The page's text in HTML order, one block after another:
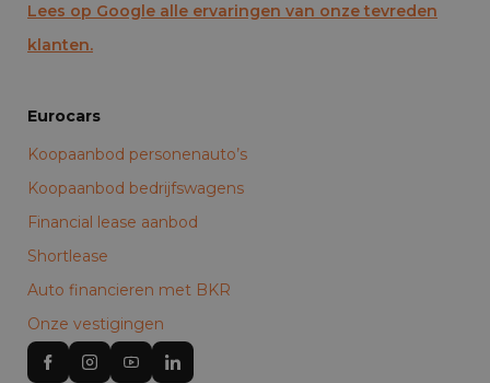
Lees op Google alle ervaringen van onze tevreden
klanten.
Eurocars
Koopaanbod personenauto’s
Koopaanbod bedrijfswagens
Financial lease aanbod
Shortlease
Auto financieren met BKR
Onze vestigingen